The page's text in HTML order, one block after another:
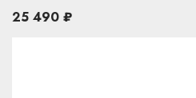
25 490 ₽